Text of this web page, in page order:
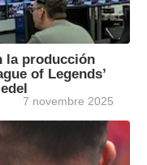
la producción
of Legends’
7 novembre 2025